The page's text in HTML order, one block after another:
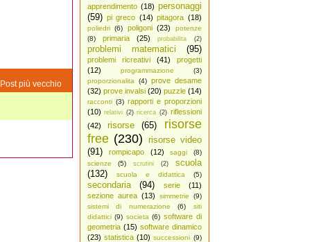
apprendimento (18) personaggi
(59) pi greco (14) pitagora (18)
poliedri (6) poligoni (23)
potenze
(8)
primaria (25) probabilita (2)
problemi matematici (95)
problemi ricreativi (41)
progetti
(12)
programmazione
(3)
proporzionalita
(4) prove desame
(32) prove invalsi (20) puzzle (14)
racconti (3) rapporti e proporzioni
(10) relativi (2) ricerca (2) riflessioni
(42)
risorse (65)
risorse
free (230) risorse video
(91)
rompicapo (12) saggi
(8)
scienze
(5) scrutini (2)
scuola
(132)
scuola e didattica (5)
secondaria (94) serie
(11)
sezione aurea (13) simmetrie
(9)
sistemi di numerazione
(6)
siti
didattici (9) societa (6) software di
geometria (15) software dinamico
(23) statistica (10) successioni (9)
Post più vecchio